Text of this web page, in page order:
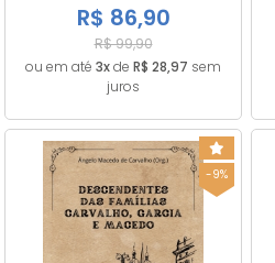
R$ 86,90
R$ 99,90
ou em até 3xde R$ 28,97 sem
juros
-9%